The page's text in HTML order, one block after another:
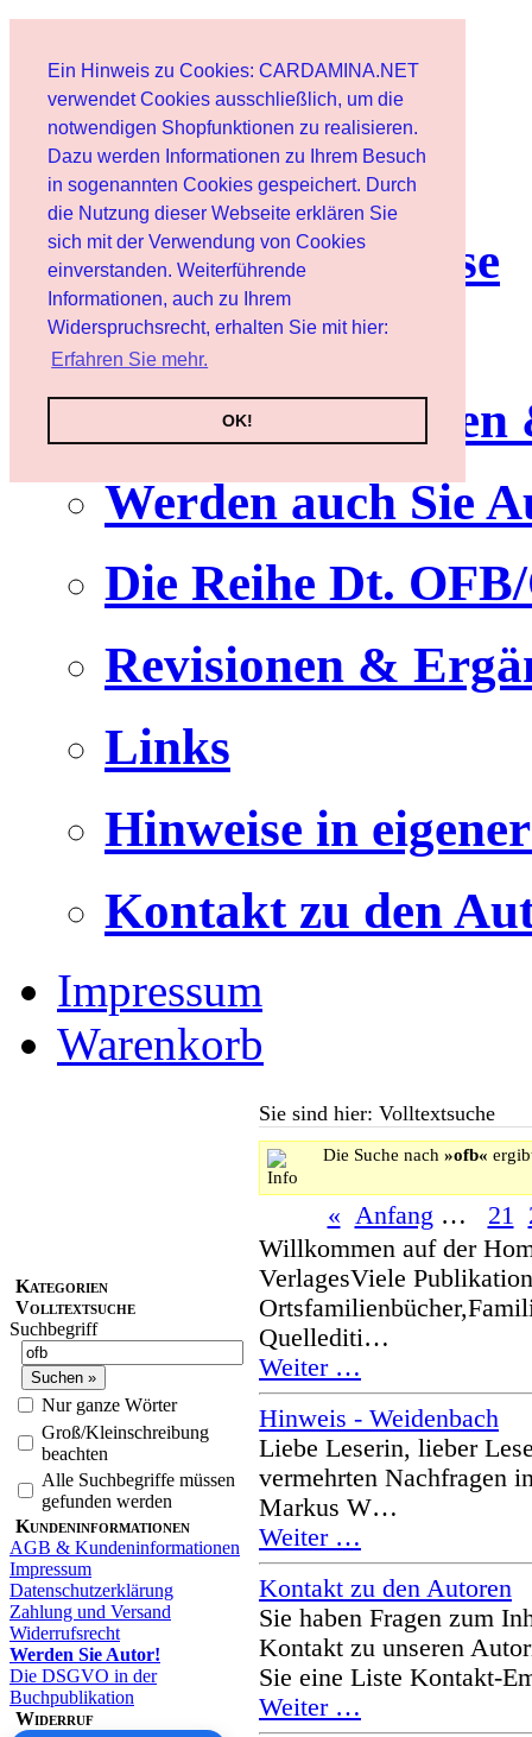
Ein Hinweis zu Cookies: CARDAMINA.NET
verwendet Cookies ausschließlich, um die
notwendigen Shopfunktionen zu realisieren.
Dazu werden Informationen zu Ihrem Besuch
in sogenannten Cookies gespeichert. Durch
die Nutzung dieser Webseite erklären Sie
sich mit der Verwendung von Cookies
einverstanden. Weiterführende
Informationen, auch zu Ihrem
Widerspruchsrecht, erhalten Sie mit hier:
Erfahren Sie mehr.
OK!
Benutzer
Newsletter
Nutzungshinweise
Service
Werden auch Sie
Die Reihe Dt.
Revisionen &
Links
Hinweise in
Kontakt zu den
Impressum
Warenkorb
Kategorien
Volltextsuche
Suchbegriff
Nur ganze Wörter
Groß/Kleinschreibung
beachten
Alle Suchbegriffe müssen
gefunden werden
Kundeninformationen
AGB & Kundeninformationen
Impressum
Datenschutzerklärung
Zahlung und Versand
Widerrufsrecht
Werden Sie Autor!
Die DSGVO in der
Buchpublikation
Widerruf
Sie sind hier: Volltextsuche
Die Suche nach »ofb«
« Anfang … 21
Willkommen auf der
VerlagesViele
Quellediti…
Weiter …
Hinweis - Weidenbach
Liebe Leserin, lieber
vermehrten Nachfragen
Markus W…
Weiter …
Kontakt zu den Autoren
Sie haben Fragen zum
Kontakt zu unseren
Sie eine Liste Kontakt-
Weiter …